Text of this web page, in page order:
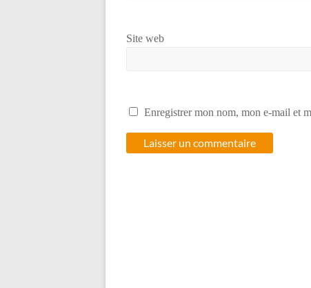
Site web
Enregistrer mon nom, mon e-mail et